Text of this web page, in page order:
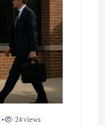
24 views